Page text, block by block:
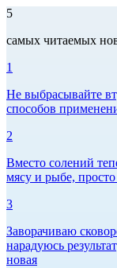
5
самых читаемых
1
Не выбрасывайте
способов
2
Вместо солений
мясу и рыбе,
3
Заворачиваю
нарадуюсь
новая